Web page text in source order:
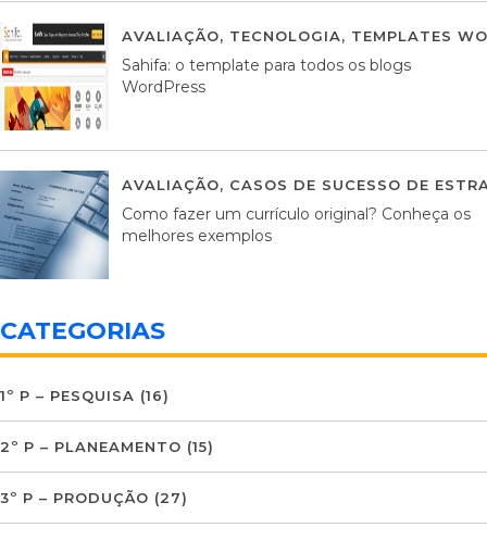
AVALIAÇÃO, TECNOLOGIA, TEMPLATES
Sahifa: o template para todos os blogs
WordPress
AVALIAÇÃO, CASOS DE SUCESSO DE
Como fazer um currículo original? Conheça os
melhores exemplos
CATEGORIAS
1º P – PESQUISA (16)
2º P – PLANEAMENTO (15)
3º P – PRODUÇÃO (27)